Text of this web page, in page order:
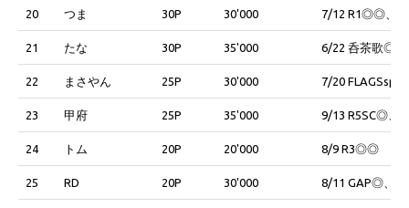
20 つま 30P 30'000 7/12 R1◎◎、8/
21 たな 30P 35'000 6/22 呑茶歌◎
22 まさやん 25P 30'000 7/20
23 甲府 25P 35'000 9/13 R5SC◎、
24 トム 20P 20'000 8/9 R3◎◎
25 RD 20P 30'000 8/11 GAP◎、8/